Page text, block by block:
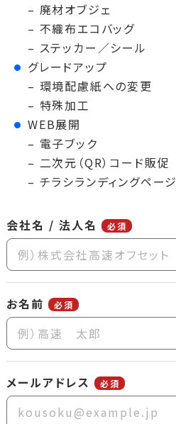
– 廃材オブジェ
– 不織布エコバッグ
– ステッカー／シール
グレードアップ
– 環境配慮紙への変更
– 特殊加工
WEB展開
– 電子ブック
– 二次元（QR）コード販促
– チラシランディングページ
会社名 / 法人名 必須
お名前 必須
メールアドレス 必須